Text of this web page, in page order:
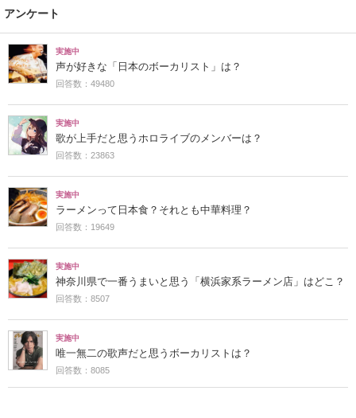
アンケート
実施中
声が好きな「日本のボーカリスト」は？
回答数：49480
実施中
歌が上手だと思うホロライブのメンバーは？
回答数：23863
実施中
ラーメンって日本食？それとも中華料理？
回答数：19649
実施中
神奈川県で一番うまいと思う「横浜家系ラーメン店」はどこ？
回答数：8507
実施中
唯一無二の歌声だと思うボーカリストは？
回答数：8085